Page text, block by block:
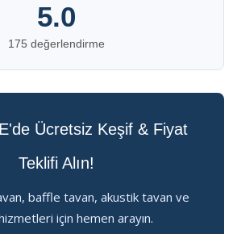
5.0
175 değerlendirme
Ücretsiz Keşif & Fiyat
Teklifi Alın!
baffle tavan, akustik tavan ve
için hemen arayın.